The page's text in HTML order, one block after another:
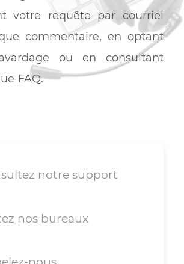
concurrence. Avec l’application
vous serez en mesure de contrôler votre
et de le configurer à distance.
Profiter du trio
une question? Obtenez
une assistance rapide
agents au 514-227-4647